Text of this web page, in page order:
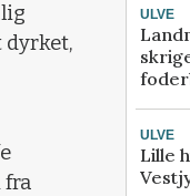
dyrket,
fra
ULVE
ULVE
Lille